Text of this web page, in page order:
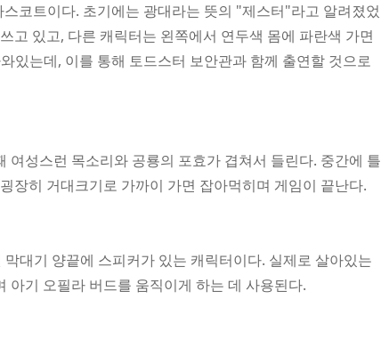
코트이다. 초기에는 광대라는 뜻의 "제스터"라고 알려졌었
고 있고, 다른 캐릭터는 왼쪽에서 연두색 몸에 파란색 가면
있는데, 이를 통해 토드스터 보안관과 함께 출연할 것으로
성스런 목소리와 공룡의 포효가 겹쳐서 들린다. 중간에 틀
장히 거대크기로 가까이 가면 잡아먹히며 게임이 끝난다.
대기 양끝에 스피커가 있는 캐릭터이다. 실제로 살아있는
아기 오필라 버드를 움직이게 하는 데 사용된다.